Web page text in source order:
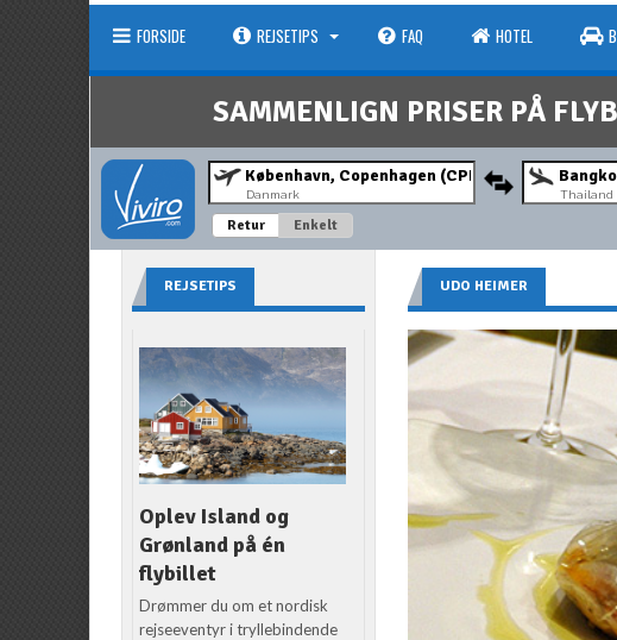
FORSIDE REJSETIPS FAQ HOTEL
SAMMENLIGN PRISER PÅ
Danmark Thailand
Retur Enkelt
UDO HEIMER
REJSETIPS
Oplev Island og
Grønland på én
flybillet
Drømmer du om et nordisk
rejseeventyr i tryllebindende